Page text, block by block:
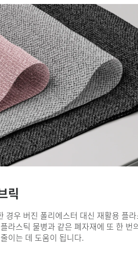
릭
경우 버진 폴리에스터 대신 재활용 플
라스틱 물병과 같은 폐자재에 또 한 번
이는 데 도움이 됩니다.